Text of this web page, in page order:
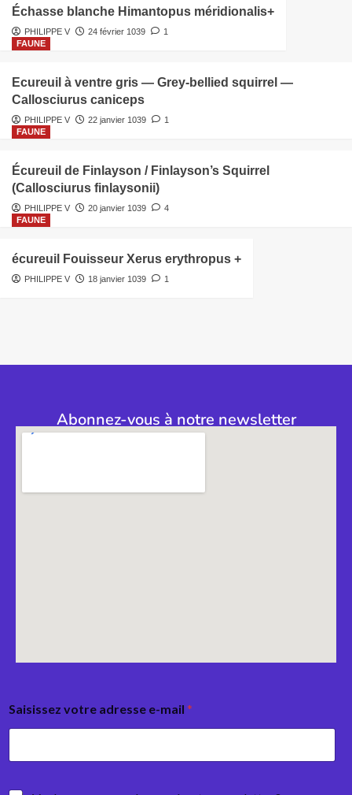
Échasse blanche Himantopus méridionalis+
PHILIPPE V 24 février 1039
1
FAUNE
Ecureuil à ventre gris — Grey-bellied squirrel —
Callosciurus caniceps
PHILIPPE V 22 janvier 1039
1
FAUNE
Écureuil de Finlayson / Finlayson’s Squirrel
(Callosciurus finlaysonii)
PHILIPPE V 20 janvier 1039
4
FAUNE
écureuil Fouisseur Xerus erythropus +
PHILIPPE V 18 janvier 1039 1
Abonnez-vous à notre newsletter
Saisissez votre adresse e-mail *